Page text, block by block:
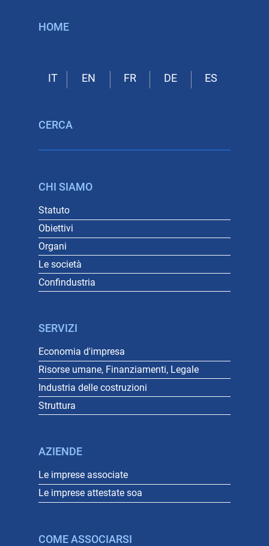
HOME
CERCA
CHI SIAMO
Statuto
Obiettivi
Organi
Le società
Confindustria
SERVIZI
Economia d'impresa
Risorse umane, Finanziamenti, Legale
Industria delle costruzioni
Struttura
AZIENDE
Le imprese associate
Le imprese attestate soa
COME ASSOCIARSI